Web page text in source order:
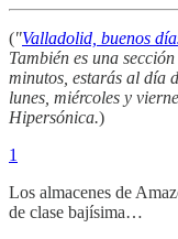
("Valladolid, buenos
También es una
minutos, estarás al día
lunes, miércoles y
Hipersónica.)
1
Los almacenes de
de clase bajísima…